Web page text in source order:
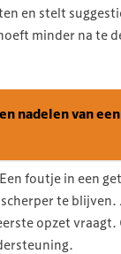
en stelt
minder na te
nadelen van
foutje in een
te
opzet